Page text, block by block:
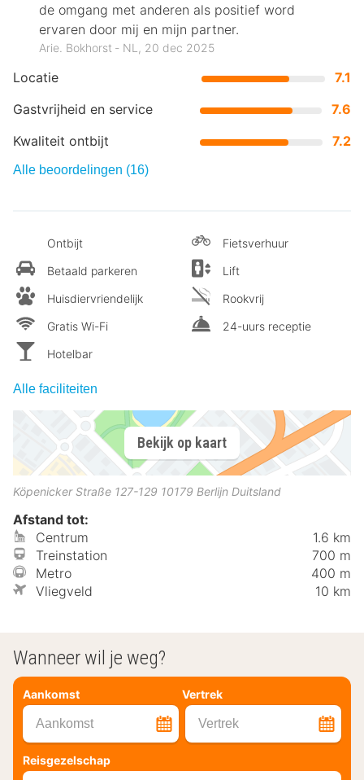
Locatie
7.1
Gastvrijheid en service
7.6
Kwaliteit ontbijt
7.2
de omgang met anderen als positief word
ervaren door mij en mijn partner.
Arie. Bokhorst ‐ NL, 20 dec 2025
Alle beoordelingen (16)
Ontbijt
Betaald parkeren
Huisdiervriendelijk
Gratis Wi-Fi
Hotelbar
Fietsverhuur
Lift
Rookvrij
24-uurs receptie
Alle faciliteiten
Bekijk op kaart
Köpenicker Straße 127-129 10179 Berlijn Duitsland
Afstand tot:
Centrum
1.6 km
Treinstation
700 m
Metro
400 m
Vliegveld
10 km
Wanneer wil je weg?
Aankomst Vertrek
Aankomst Vertrek
Reisgezelschap